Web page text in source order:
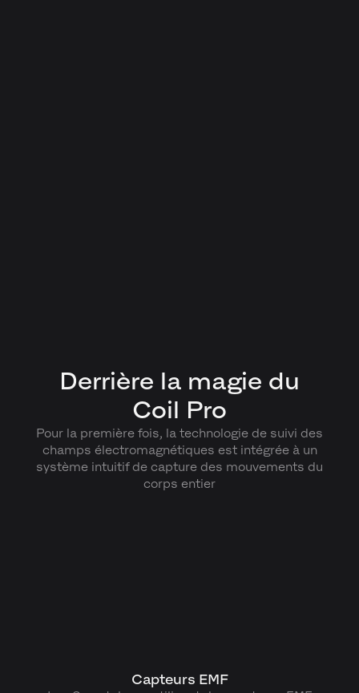
Derrière la magie du
Coil Pro
Pour la première fois, la technologie de suivi des
champs électromagnétiques est intégrée à un
système intuitif de capture des mouvements du
corps entier
Capteurs EMF